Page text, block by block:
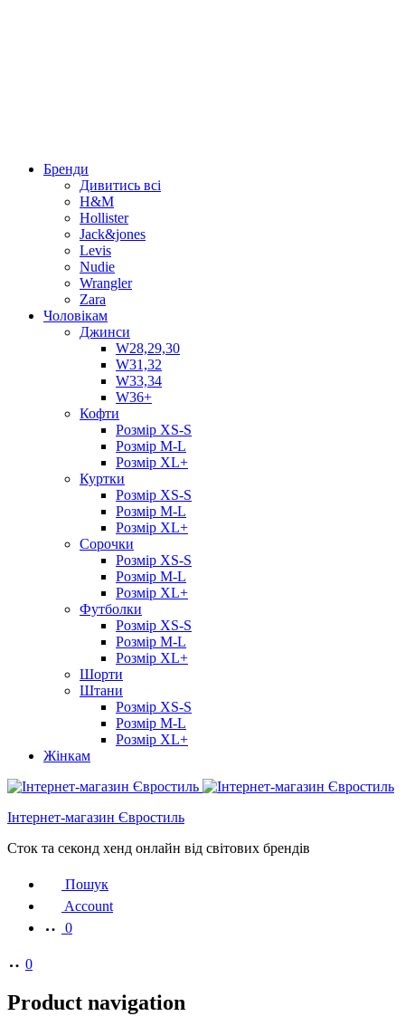
Бренди
Дивитись всі
H&M
Hollister
Jack&jones
Levis
Nudie
Wrangler
Zara
Чоловікам
Джинси
W28,29,30
W31,32
W33,34
W36+
Кофти
Розмір XS-S
Розмір M-L
Розмір XL+
Куртки
Розмір XS-S
Розмір M-L
Розмір XL+
Сорочки
Розмір XS-S
Розмір M-L
Розмір XL+
Футболки
Розмір XS-S
Розмір M-L
Розмір XL+
Шорти
Штани
Розмір XS-S
Розмір M-L
Розмір XL+
Жінкам
Інтернет-магазин Євростиль
Сток та секонд хенд онлайн від світових брендів
Пошук
Account
0
0
Product navigation